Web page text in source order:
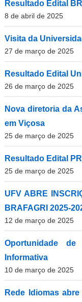
Resultado Edital
8 de abril de 2025
Visita da
27 de março de 2025
Resultado Edital
26 de março de 2025
Nova diretoria da
em Viçosa
25 de março de 2025
Resultado Edital
25 de março de 2025
UFV ABRE
BRAFAGRI 2025-
12 de março de 2025
Oportunidade
Informativa
10 de março de 2025
Rede Idiomas